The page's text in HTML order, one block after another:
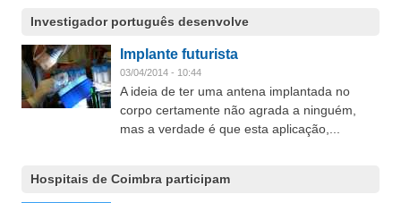
Investigador português desenvolve
Implante futurista
03/04/2014 - 10:44
A ideia de ter uma antena implantada no
corpo certamente não agrada a ninguém,
mas a verdade é que esta aplicação,...
Hospitais de Coimbra participam